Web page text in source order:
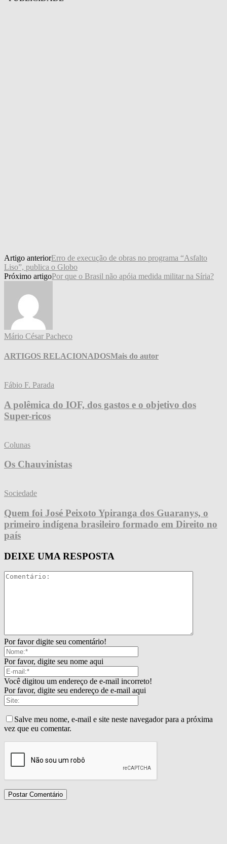
Artigo anteriorErro de execução de obras no programa “Asfalto
Liso”, publica o Globo
Próximo artigoPor que o Brasil não apóia medida militar na Síria?
Mário César Pacheco
ARTIGOS RELACIONADOSMais do autor
Fábio F. Parada
A polêmica do IOF, dos gastos e o objetivo dos
Super-ricos
Colunas
Os Chauvinistas
Sociedade
Quem foi José Peixoto Ypiranga dos Guaranys, o
primeiro indígena brasileiro formado em Direito no
país
DEIXE UMA RESPOSTA
Por favor digite seu comentário!
Por favor, digite seu nome aqui
Você digitou um endereço de e-mail incorreto!
Por favor, digite seu endereço de e-mail aqui
Salve meu nome, e-mail e site neste navegador para a próxima
vez que eu comentar.